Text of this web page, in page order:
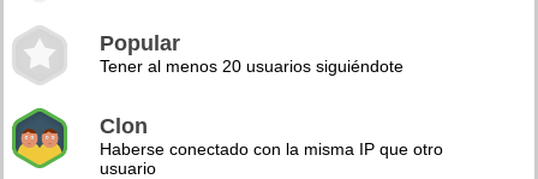
Popular
Tener al menos 20 usuarios siguiéndote
Clon
Haberse conectado con la misma IP que otro
usuario